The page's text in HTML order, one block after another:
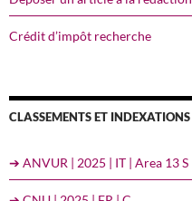
Crédit d’impôt recherche
CLASSEMENTS ET INDEXATIONS
➔ ANVUR | 2025 | IT | Area 13 S